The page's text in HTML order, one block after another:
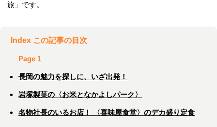
旅」です。
Index この記事の目次
Page 1
長岡の魅力を探しに、いざ出発！
岩塚製菓の〈お米となかよしパーク〉
名物社長のいるお店！ 〈喜味屋食堂〉のデカ盛り定食